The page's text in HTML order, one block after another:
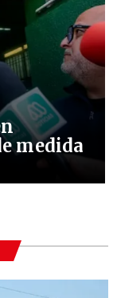
medida